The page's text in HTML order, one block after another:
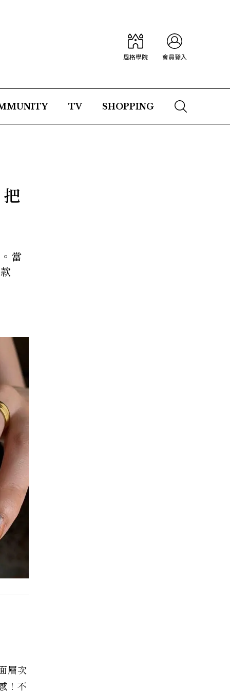
風格學院 會員登入
TV SHOPPING
當
層次
！不